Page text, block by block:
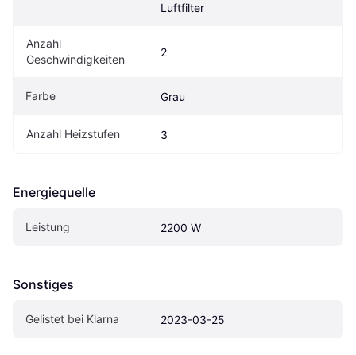
Luftfilter
Anzahl
Geschwindigkeiten
2
Farbe Grau
Anzahl Heizstufen 3
Energiequelle
Leistung 2200 W
Sonstiges
Gelistet bei Klarna 2023-03-25